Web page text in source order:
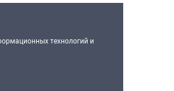
технологий и